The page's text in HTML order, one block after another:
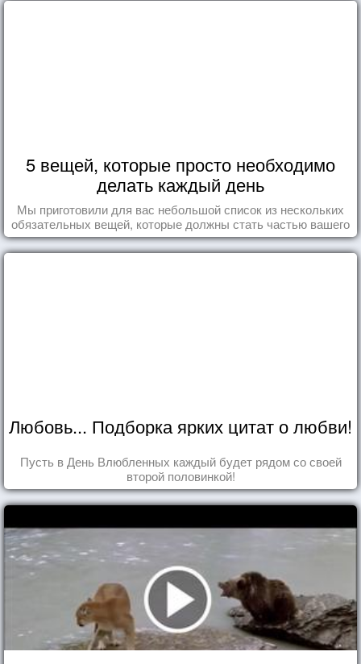
5 вещей, которые просто необходимо
делать каждый день
Мы приготовили для вас небольшой список из нескольких
обязательных вещей, которые должны стать частью вашего
дня.
Любовь... Подборка ярких цитат о любви!
Пусть в День Влюбленных каждый будет рядом со своей
второй половинкой!